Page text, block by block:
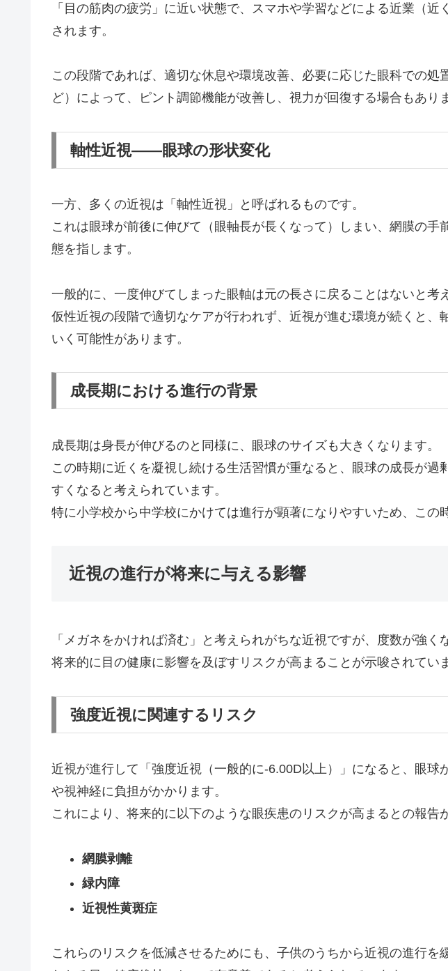
「目の筋肉の疲労」に近い状態で、スマホや学習などによる近業（近
されます。
この段階であれば、適切な休息や環境改善、必要に応じた眼科での処
ど）によって、ピント調節機能が改善し、視力が回復する場合もあり
軸性近視——眼球の形状変化
一方、多くの近視は「軸性近視」と呼ばれるものです。
これは眼球が前後に伸びて（眼軸長が長くなって）しまい、網膜の手
態を指します。
一般的に、一度伸びてしまった眼軸は元の長さに戻ることはないと考
仮性近視の段階で適切なケアが行われず、近視が進む環境が続くと、
いく可能性があります。
成長期における進行の背景
成長期は身長が伸びるのと同様に、眼球のサイズも大きくなります。
この時期に近くを凝視し続ける生活習慣が重なると、眼球の成長が過
すくなると考えられています。
特に小学校から中学校にかけては進行が顕著になりやすいため、この
近視の進行が将来に与える影響
「メガネをかければ済む」と考えられがちな近視ですが、度数が強く
将来的に目の健康に影響を及ぼすリスクが高まることが示唆されてい
強度近視に関連するリスク
近視が進行して「強度近視（一般的に-6.00D以上）」になると、眼球
や視神経に負担がかかります。
これにより、将来的に以下のような眼疾患のリスクが高まるとの報告
網膜剥離
緑内障
近視性黄斑症
これらのリスクを低減させるためにも、子供のうちから近視の進行を